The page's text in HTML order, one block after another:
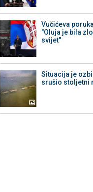
Vučićeva
"Oluja je bila
svijet"
Situacija je
srušio stoljetni